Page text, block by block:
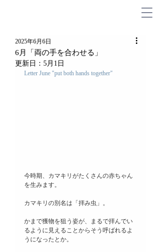
6月「両の手を合わせる」
2025年6月6日
更新日： 5月1日
Letter June "put both hands together"
今時期、カマキリがたくさんの赤ちゃん
を生みます。
カマキリの別名は「拝み虫」。
かまで獲物を狙う姿が、まるで拝んでい
るように見えることからそう呼ばれるよ
うになったとか。